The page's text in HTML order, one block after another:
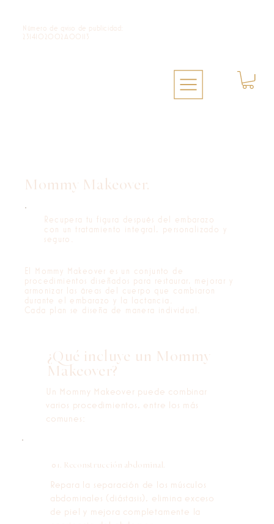
Número de qviso de publicidad:
2314102002A00113
Mommy Makeover.
Recupera tu figura después del embarazo
con un tratamiento integral, personalizado y
seguro.
El Mommy Makeover es un conjunto de
procedimientos diseñados para restaurar, mejorar y
armonizar las áreas del cuerpo que cambiaron
durante el embarazo y la lactancia.
Cada plan se diseña de manera individual.
¿Qué incluye un Mommy
Makeover?
Un Mommy Makeover puede combinar
varios procedimientos, entre los más
comunes:
01. Reconstrucción abdominal.
Repara la separación de los músculos
abdominales (diástasis), elimina exceso
de piel y mejora completamente la